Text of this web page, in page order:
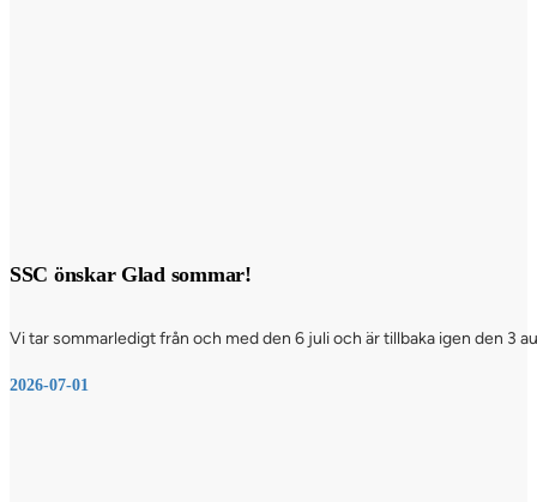
SSC önskar Glad sommar!
Vi tar sommarledigt från och med den 6 juli och är tillbaka igen den 3
2026-07-01